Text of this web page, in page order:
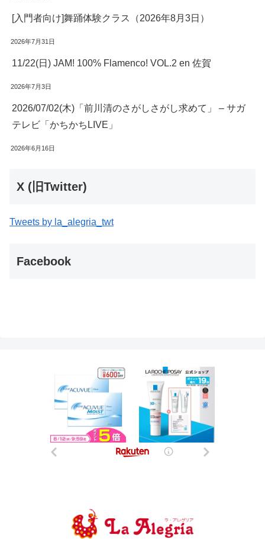
[入門者向け]舞踊体験クラス（2026年8月3日）
2026年7月31日
11/22(日) JAM! 100% Flamenco! VOL.2 en 佐賀
2026年7月3日
2026/07/02(木)「前川清のさがしさがし求めて」 – サガ
テレビ「かちかちLIVE」
2026年6月16日
X (旧Twitter)
Tweets by la_alegria_twt
Facebook